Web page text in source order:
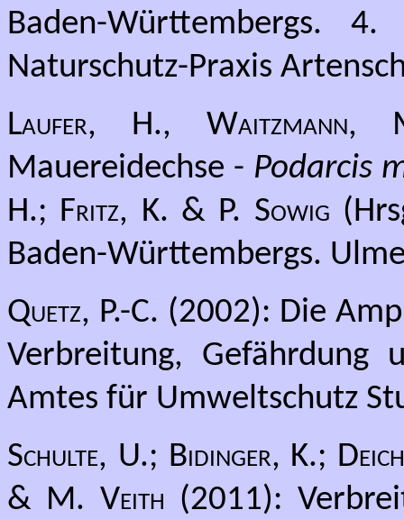
Baden-Württembergs.
Naturschutz-Praxis
Laufer, H.,
Mauereidechse - Podarcis
H.; Fritz, K. & P. Sowig
Baden-Württembergs.
Quetz, P.-C. (2002): Die
Verbreitung, Gefährdung
Amtes für Umweltschutz
Schulte, U.; Bidinger, K.;
& M. Veith (2011):